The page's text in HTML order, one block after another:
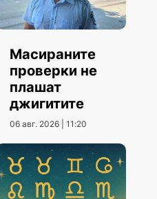
Масираните
проверки не
плашат
джигитите
06 авг. 2026 | 11:20